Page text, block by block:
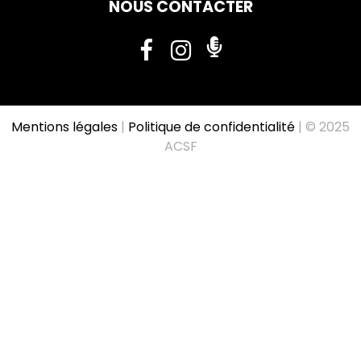
NOUS CONTACTER
Mentions légales | Politique de confidentialité | © 2025
ACSF